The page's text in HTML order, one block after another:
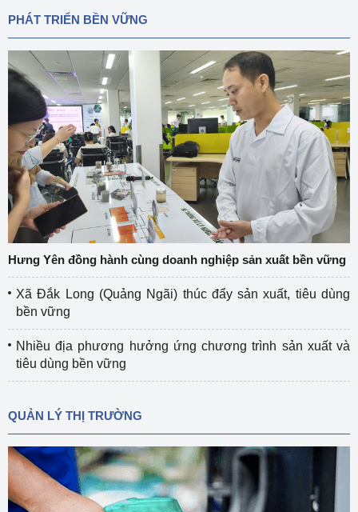
PHÁT TRIỂN BỀN VỮNG
Hưng Yên đồng hành cùng doanh nghiệp sản xuất bền vững
Xã Đắk Long (Quảng Ngãi) thúc đẩy sản xuất, tiêu dùng
bền vững
Nhiều địa phương hưởng ứng chương trình sản xuất và
tiêu dùng bền vững
QUẢN LÝ THỊ TRƯỜNG